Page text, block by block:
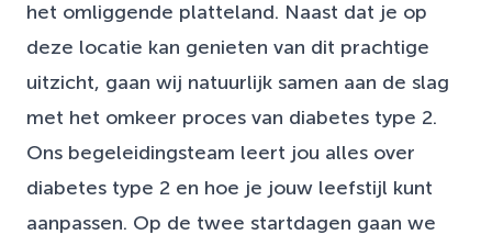
het omliggende platteland. Naast dat je op
deze locatie kan genieten van dit prachtige
uitzicht, gaan wij natuurlijk samen aan de slag
met het omkeer proces van diabetes type 2.
Ons begeleidingsteam leert jou alles over
diabetes type 2 en hoe je jouw leefstijl kunt
aanpassen. Op de twee startdagen gaan we